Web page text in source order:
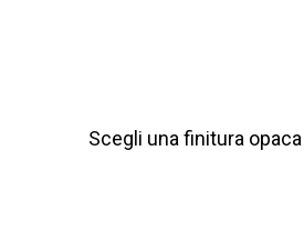
Scegli una finitura